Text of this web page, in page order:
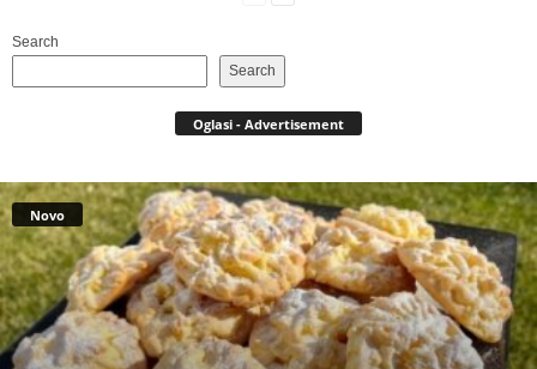
Search
Search
Oglasi - Advertisement
Novo